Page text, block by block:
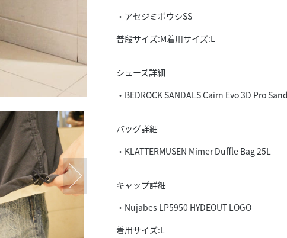
・アセジミボウシSS
普段サイズ:M着用サイズ:L
シューズ詳細
・BEDROCK SANDALS Cairn Evo 3D Pro
バッグ詳細
・KLATTERMUSEN Mimer Duffle Bag 25L
キャップ詳細
・Nujabes LP5950 HYDEOUT LOGO
着用サイズ:L